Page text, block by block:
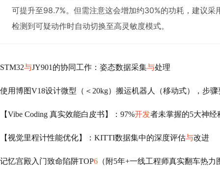
可提升至98.7%。但需注意这会增加约30%的功耗，建议
检测到可疑动作时自动切换至高灵敏度模式。
STM32与JY901的协同工作：姿态数据采集与处理
使用博图V18设计微型（＜20kg）搬运机器人（移动式），步
【Vibe Coding 真实效能白皮书】：97%开发者未掌握的5大神经
【视觉里程计性能优化】：KITTI数据集中的深度评估与改进
记忆宫殿入门致命陷阱TOP6 （附5年+一线工程师真实翻车热力图）：位置漂移率超